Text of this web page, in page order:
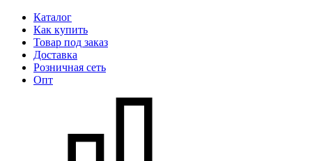
Каталог
Как купить
Товар под заказ
Доставка
Розничная сеть
Опт